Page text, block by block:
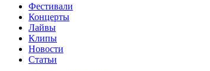
Фестивали
Концерты
Лайвы
Клипы
Новости
Статьи